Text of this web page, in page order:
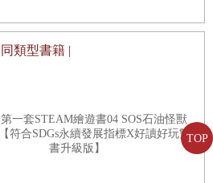
TOP
認識臺灣更多的地方，非常謝
術共創」團隊的邀約，才讓我有
裡發現許多可愛迷人的風景。
同類型書籍 |
一套STEAM繪遊書04 SOS石油怪獸
符合SDGs永續發展指標X好讀好玩雙
書升級版】